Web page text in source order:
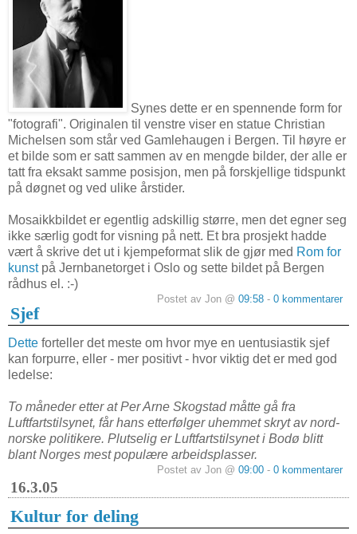
Synes dette er en spennende form for
"fotografi". Originalen til venstre viser en statue Christian
Michelsen som står ved Gamlehaugen i Bergen. Til høyre er
et bilde som er satt sammen av en mengde bilder, der alle er
tatt fra eksakt samme posisjon, men på forskjellige tidspunkt
på døgnet og ved ulike årstider.
Mosaikkbildet er egentlig adskillig større, men det egner seg
ikke særlig godt for visning på nett. Et bra prosjekt hadde
vært å skrive det ut i kjempeformat slik de gjør med Rom for
kunstpå Jernbanetorget i Oslo og sette bildet på Bergen
rådhus el. :-)
Postet av Jon @ 09:58 - 0 kommentarer
Sjef
Dette forteller det meste om hvor mye en uentusiastik sjef
kan forpurre, eller - mer positivt - hvor viktig det er med god
ledelse:
To måneder etter at Per Arne Skogstad måtte gå fra
Luftfartstilsynet, får hans etterfølger uhemmet skryt av nord-
norske politikere. Plutselig er Luftfartstilsynet i Bodø blitt
blant Norges mest populære arbeidsplasser.
Postet av Jon @ 09:00 - 0 kommentarer
16.3.05
Kultur for deling